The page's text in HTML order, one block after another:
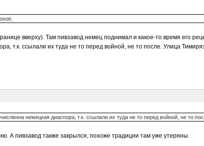
вверху). Там пивзавод немец поднимал и какое-то время его
т.к. ссылали их туда не то перед войной, не то после. Улица
немецкая диаспора, т.к. ссылали их туда не то перед войной, не то
А пивзавод также закрылся, похоже традиции там уже утеряны.